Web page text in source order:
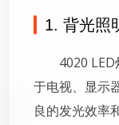
1. 背光照
4020
于电视、显示
良的发光效率